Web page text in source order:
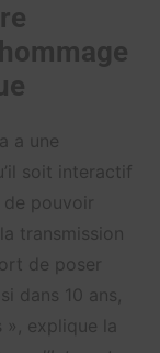
a une
soit interactif
pouvoir
transmission
de poser
dans 10 ans,
», explique la